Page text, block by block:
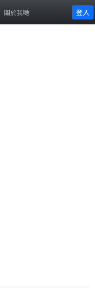
關於我哋 登入